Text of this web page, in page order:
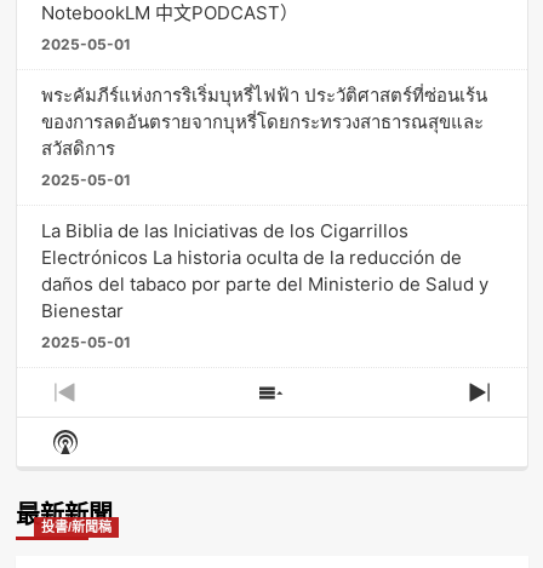
NotebookLM 中文PODCAST）
2025-05-01
พระคัมภีร์แห่งการริเริ่มบุหรี่ไฟฟ้า ประวัติศาสตร์ที่ซ่อนเร้น
ของการลดอันตรายจากบุหรี่โดยกระทรวงสาธารณสุขและ
สวัสดิการ
2025-05-01
La Biblia de las Iniciativas de los Cigarrillos
Electrónicos La historia oculta de la reducción de
daños del tabaco por parte del Ministerio de Salud y
Bienestar
2025-05-01
Previous
Episode
Show
Episodes
Next
Show
Podcast
最新新聞
投書/新聞稿